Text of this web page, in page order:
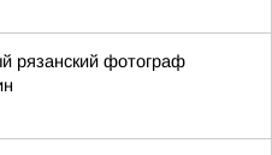
рязанский фотограф